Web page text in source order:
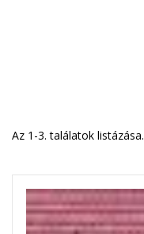
Az 1-3. találatok listázása.